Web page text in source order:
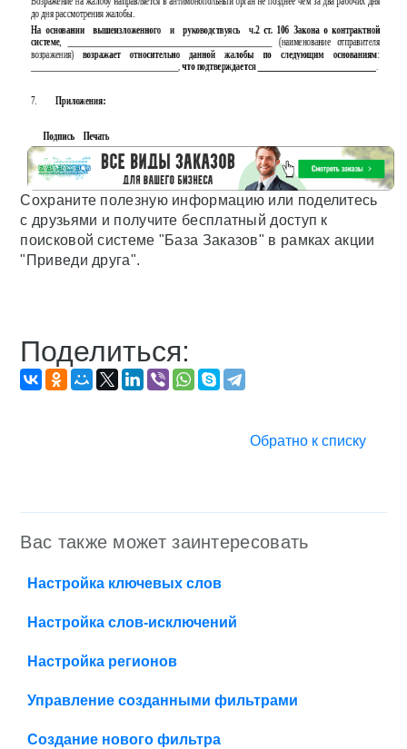
Сохраните полезную информацию или поделитесь
с друзьями и получите бесплатный доступ к
поисковой системе "База Заказов" в рамках акции
"Приведи друга".
Поделиться:
Обратно к списку
Вас также может заинтересовать
Настройка ключевых слов
Настройка слов-исключений
Настройка регионов
Управление созданными фильтрами
Создание нового фильтра